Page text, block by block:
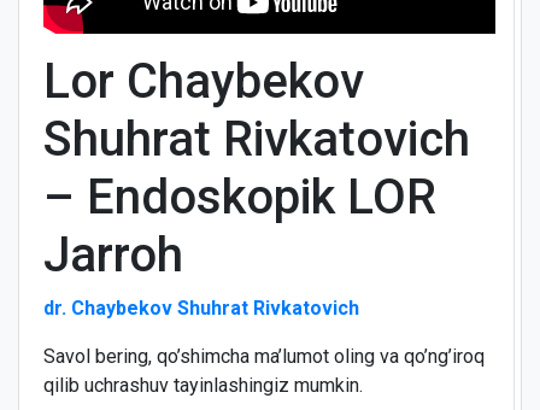
Lor Chaybekov
Shuhrat Rivkatovich
– Endoskopik LOR
Jarroh
dr. Chaybekov Shuhrat Rivkatovich
Savol bering, qo’shimcha ma’lumot oling va qo’ng’iroq
qilib uchrashuv tayinlashingiz mumkin.